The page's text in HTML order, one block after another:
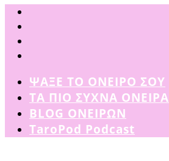
ΨΑΞΕ ΤΟ ΟΝΕΙΡΟ ΣΟΥ
ΤΑ ΠΙΟ ΣΥΧΝΑ ΟΝΕΙΡΑ
BLOG ΟΝΕΙΡΩΝ
TaroPod Podcast